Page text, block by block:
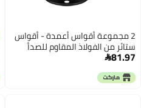
2 مجموعة أقواس أعمدة - أقواس
ستائر من الفولاذ المقاوم للصدأ
مقاس 32 مم، عمود ستارة سقف
متين ومقاوم للصدأ، حوامل ثابتة
ودعامات أنابيب ذات حواف مفتوحة،
81.97